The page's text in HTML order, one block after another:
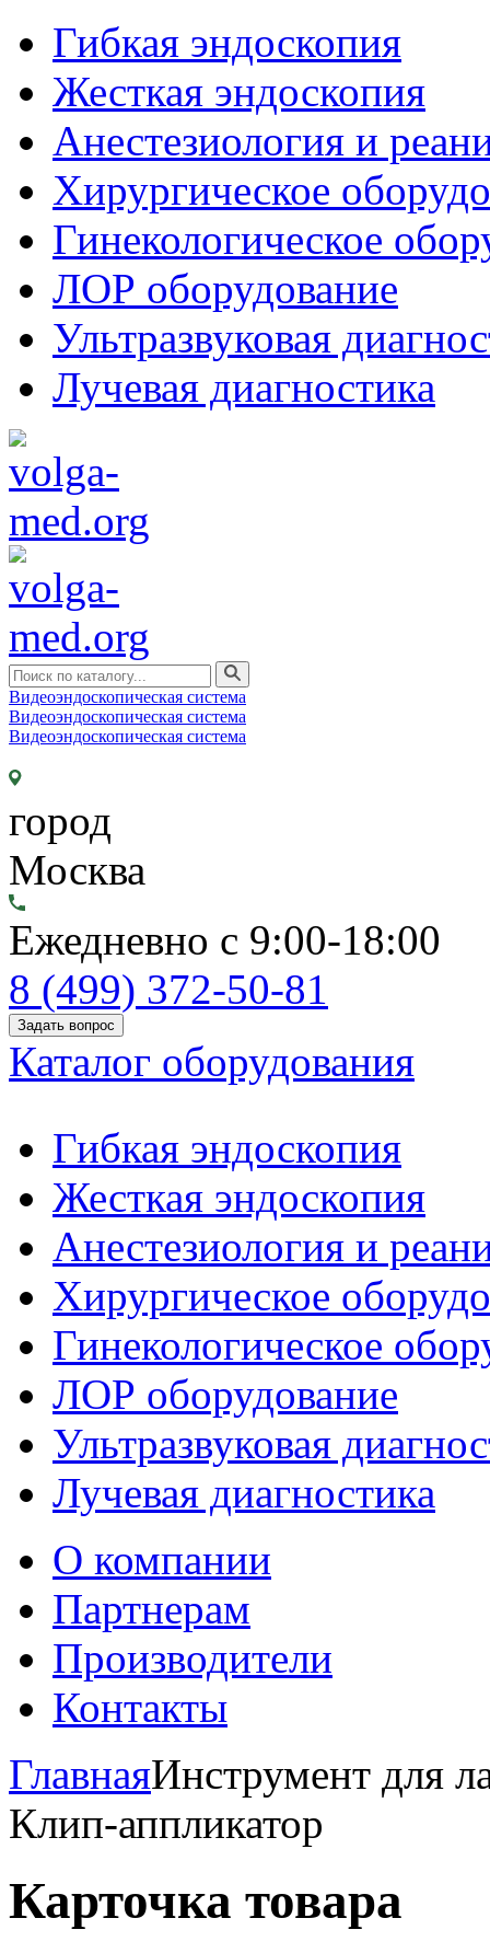
Гибкая эндоскопия
Жесткая эндоскопия
Анестезиология и
Хирургическое
Гинекологическое
ЛОР оборудование
Ультразвуковая
Лучевая диагностика
Видеоэндоскопическая система
Видеоэндоскопическая система
Видеоэндоскопическая система
город
Москва
Ежедневно с 9:00-18:00
8 (499) 372-50-81
Задать вопрос
Каталог оборудования
Гибкая эндоскопия
Жесткая эндоскопия
Анестезиология и
Хирургическое
Гинекологическое
ЛОР оборудование
Ультразвуковая
Лучевая диагностика
О компании
Партнерам
Производители
Контакты
ГлавнаяИнструмент для
Клип-аппликатор
Карточка товара